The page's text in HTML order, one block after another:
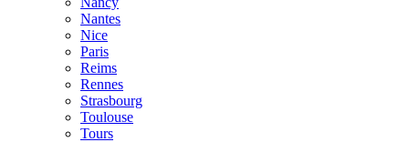
Nantes
Nice
Paris
Reims
Rennes
Strasbourg
Toulouse
Tours